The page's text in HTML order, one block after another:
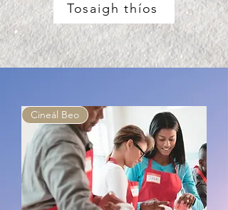
Tosaigh thíos
Cineál Beo